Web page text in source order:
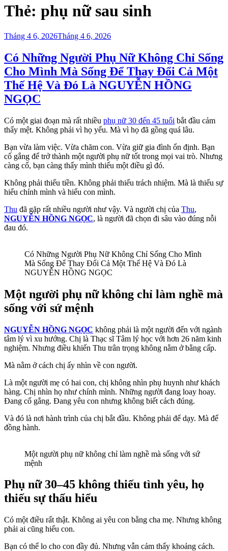
Thẻ: phụ nữ sau sinh
Đăng
Tháng 4 6, 2026Tháng 4 6, 2026
Có Những Người Phụ Nữ Không Chỉ Sống
Cho Mình Mà Sống Để Thay Đổi Cả Một
Thế Hệ Và Đó Là NGUYỄN HỒNG
NGỌC
Có một giai đoạn mà rất nhiều phụ nữ 30 đến 45 tuổi bắt đầu cảm
thấy mệt. Không phải vì họ yếu. Mà vì họ đã gồng quá lâu.
Bạn vừa làm việc. Vừa chăm con. Vừa giữ gia đình ổn định. Bạn
cố gắng để trở thành một người phụ nữ tốt trong mọi vai trò. Nhưng
càng cố, bạn càng thấy mình thiếu một điều gì đó.
Không phải thiếu tiền. Không phải thiếu trách nhiệm. Mà là thiếu sự
hiểu chính mình và hiểu con mình.
Thu đã gặp rất nhiều người như vậy. Và người chị của Thu,
NGUYỄN HỒNG NGỌC, là người đã chọn đi sâu vào đúng nỗi
đau đó.
Có Những Người Phụ Nữ Không Chỉ Sống Cho Mình
Mà Sống Để Thay Đổi Cả Một Thế Hệ Và Đó Là
NGUYỄN HỒNG NGỌC
Một người phụ nữ không chỉ làm nghề mà
sống với sứ mệnh
NGUYỄN HỒNG NGỌC không phải là một người đến với ngành
tâm lý vì xu hướng. Chị là Thạc sĩ Tâm lý học với hơn 26 năm kinh
nghiệm. Nhưng điều khiến Thu trân trọng không nằm ở bằng cấp.
Mà nằm ở cách chị ấy nhìn về con người.
Là một người mẹ có hai con, chị không nhìn phụ huynh như khách
hàng. Chị nhìn họ như chính mình. Những người đang loay hoay.
Đang cố gắng. Đang yêu con nhưng không biết cách đúng.
Và đó là nơi hành trình của chị bắt đầu. Không phải để dạy. Mà để
đồng hành.
Một người phụ nữ không chỉ làm nghề mà sống với sứ
mệnh
Phụ nữ 30–45 không thiếu tình yêu, họ
thiếu sự thấu hiểu
Có một điều rất thật. Không ai yêu con bằng cha mẹ. Nhưng không
phải ai cũng hiểu con.
Bạn có thể lo cho con đầy đủ. Nhưng vẫn cảm thấy khoảng cách.